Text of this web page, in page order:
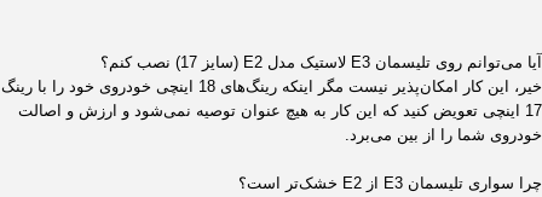
آیا می‌توانم روی تلیسمان E3 لاستیک مدل E2 (سایز 17) نصب کنم؟
خیر، این کار امکان‌پذیر نیست مگر اینکه رینگ‌های 18 اینچی خودروی خود را با رینگ
17 اینچی تعویض کنید که این کار به هیچ عنوان توصیه نمی‌شود و ارزش و اصالت
خودروی شما را از بین می‌برد.
چرا سواری تلیسمان E3 از E2 خشک‌تر است؟